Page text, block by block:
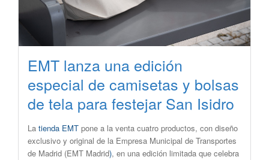
EMT lanza una edición
especial de camisetas y bolsas
de tela para festejar San Isidro
La tienda EMT pone a la venta cuatro productos, con diseño
exclusivo y original de la Empresa Municipal de Transportes
de Madrid (EMT Madrid), en una edición limitada que celebra